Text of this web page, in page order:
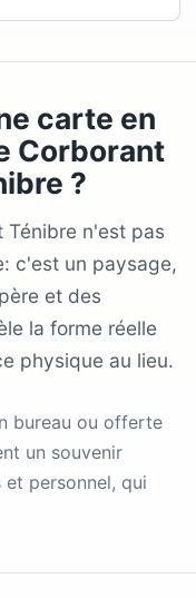
carte en
Corborant
?
Ténibre n'est pas
c'est un paysage,
et des
la forme réelle
physique au lieu.
bureau ou offerte
un souvenir
personnel, qui